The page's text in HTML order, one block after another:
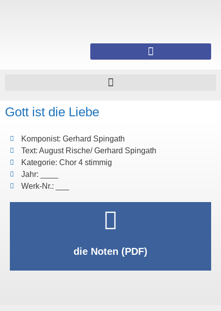
Gott ist die Liebe
Komponist: Gerhard Spingath
Text: August Rische/ Gerhard Spingath
Kategorie: Chor 4 stimmig
Jahr: ____
Werk-Nr.: ___
die Noten (PDF)